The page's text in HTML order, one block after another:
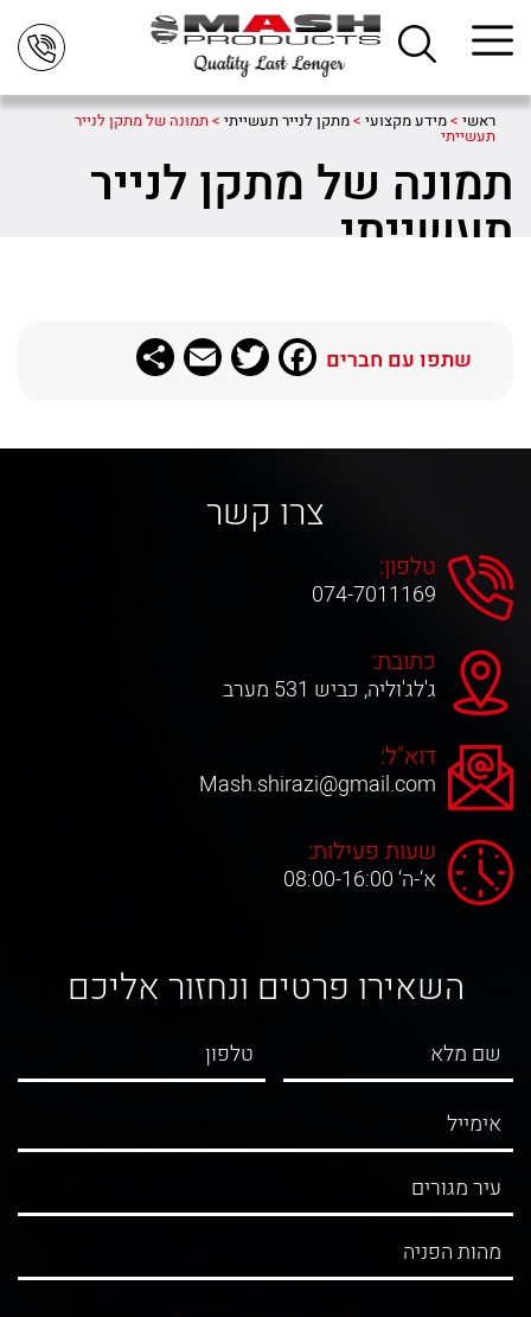
ראשי >מידע מקצועי >מתקן לנייר תעשייתי >תמונה של מתקן לנייר
תעשייתי
תמונה של מתקן לנייר
תעשייתי
שתפו עם חברים Facebook
Twitter
Email
צרו קשר
טלפון:
074-7011169
כתובת:
ג'לג'וליה, כביש 531 מערב
דוא"ל:
Mash.shirazi@gmail.com
שעות פעילות:
א‘-ה‘ 08:00-16:00
השאירו פרטים ונחזור אליכם